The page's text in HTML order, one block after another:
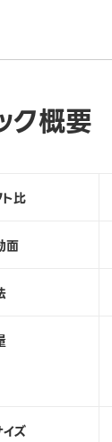
ク概要
比
面
ズ